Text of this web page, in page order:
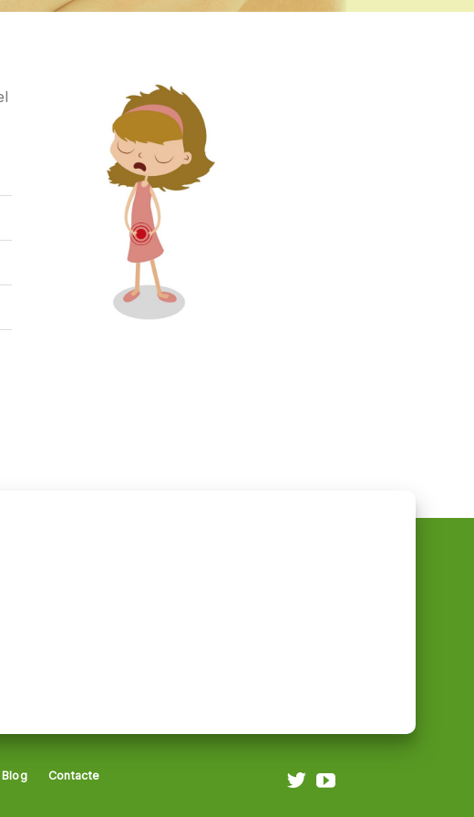
Blog Contacte